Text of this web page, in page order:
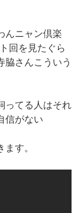
んニャン倶楽
回を見たぐら
脇さんこういう
ってる人はそれ
信がない
す。